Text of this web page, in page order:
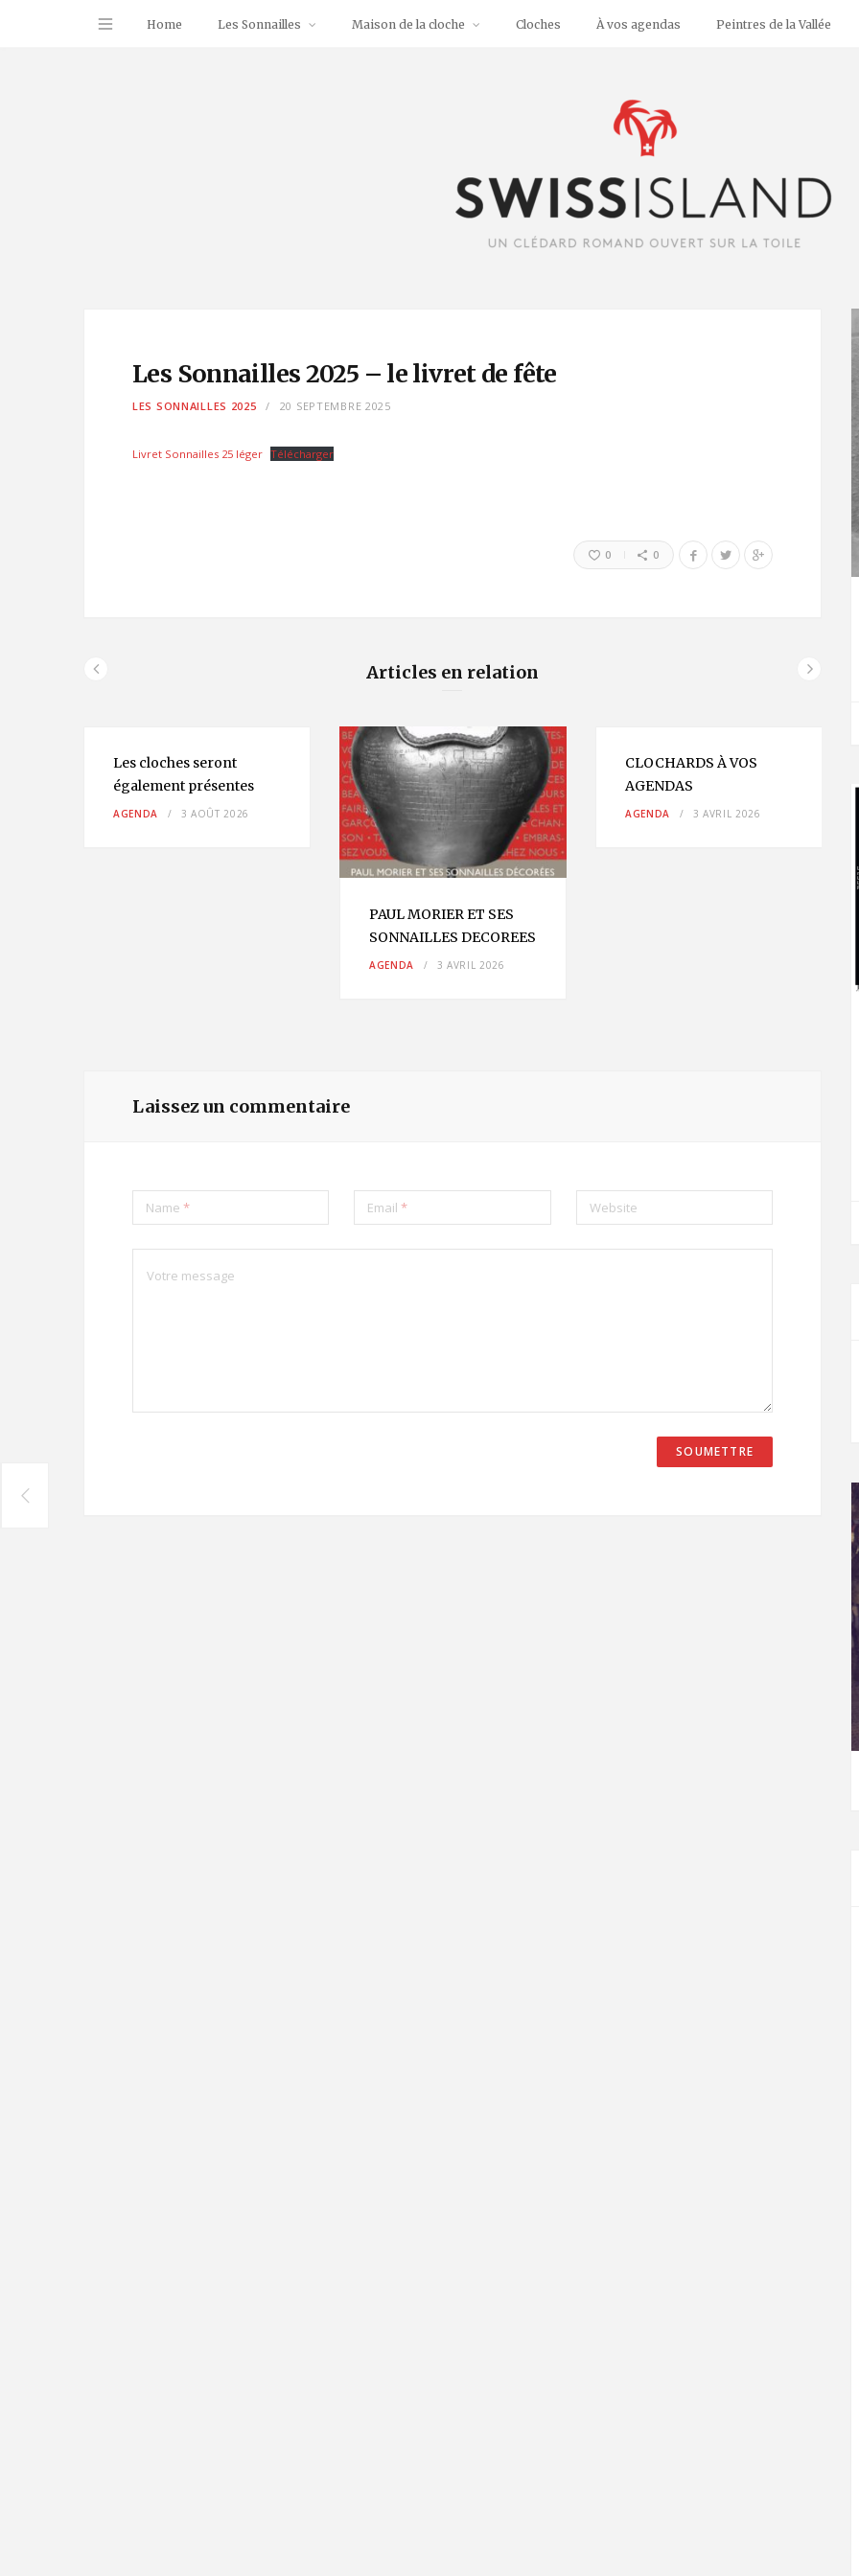
Home Les Sonnailles Maison de la cloche Cloches À vos agendas Peintres de la Vallée
Les Sonnailles 2025 – le livret de fête
LES SONNAILLES 2025 20 SEPTEMBRE 2025
Livret Sonnailles 25 léger Télécharger
0 0
Articles en relation
Les cloches seront
également présentes
AGENDA 3 AOÛT 2026
PAUL MORIER ET SES
SONNAILLES DECOREES
AGENDA 3 AVRIL 2026
CLOCHARDS À VOS
AGENDAS
AGENDA 3 AVRIL 2026
Laissez un commentaire
Name * Email* Website